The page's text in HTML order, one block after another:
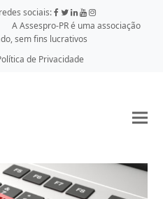
sociais:
A Assespro-PR é uma associação
sem fins lucrativos
de Privacidade